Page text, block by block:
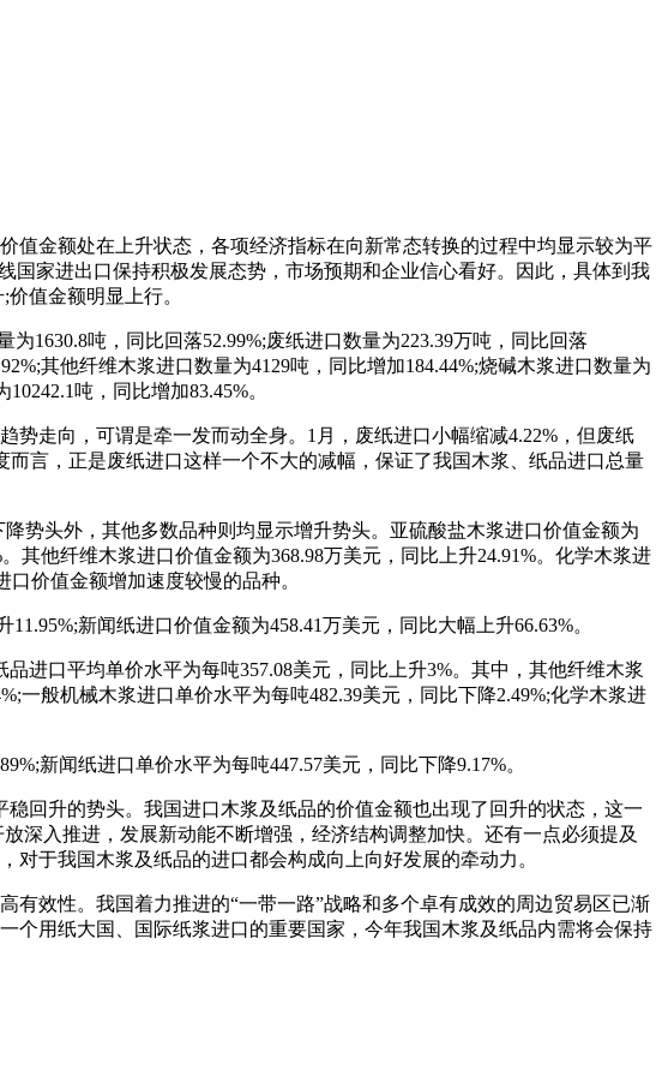
值金额处在上升状态，各项经济指标在向新常态转换的过程中均显示较为平
家进出口保持积极发展态势，市场预期和企业信心看好。因此，具体到我
值金额明显上行。
1630.8吨，同比回落52.99%;废纸进口数量为223.39万吨，同比回落
其他纤维木浆进口数量为4129吨，同比增加184.44%;烧碱木浆进口数量为
吨，同比增加83.45%。
走向，可谓是牵一发而动全身。1月，废纸进口小幅缩减4.22%，但废纸
言，正是废纸进口这样一个不大的减幅，保证了我国木浆、纸品进口总量
势头外，其他多数品种则均显示增升势头。亚硫酸盐木浆进口价值金额为
其他纤维木浆进口价值金额为368.98万美元，同比上升24.91%。化学木浆进
口价值金额增加速度较慢的品种。
新闻纸进口价值金额为458.41万美元，同比大幅上升66.63%。
进口平均单价水平为每吨357.08美元，同比上升3%。其中，其他纤维木浆
一般机械木浆进口单价水平为每吨482.39美元，同比下降2.49%;化学木浆进
新闻纸进口单价水平为每吨447.57美元，同比下降9.17%。
回升的势头。我国进口木浆及纸品的价值金额也出现了回升的状态，这一
深入推进，发展新动能不断增强，经济结构调整加快。还有一点必须提及
于我国木浆及纸品的进口都会构成向上向好发展的牵动力。
有效性。我国着力推进的“一带一路”战略和多个卓有成效的周边贸易区已渐
个用纸大国、国际纸浆进口的重要国家，今年我国木浆及纸品内需将会保持